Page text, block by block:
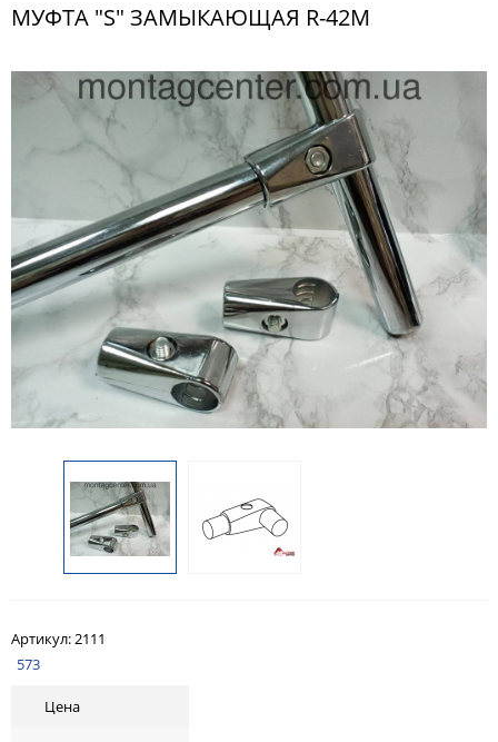
МУФТА "S" ЗАМЫКАЮЩАЯ R-42M
Артикул:2111
573
Цена